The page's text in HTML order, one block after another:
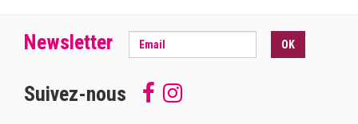
Newsletter OK
Suivez-nous
Follow
us
Suivez-
nous